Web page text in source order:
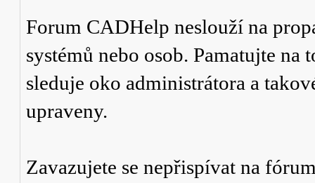
Forum CADHelp neslouží na
systémů nebo osob. Pamatujte
sleduje oko administrátora a
upraveny.
Zavazujete se nepřispívat na